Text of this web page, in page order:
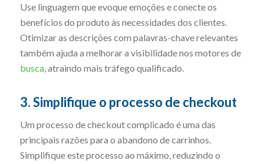
Use linguagem que evoque emoções e conecte os
benefícios do produto às necessidades dos clientes.
Otimizar as descrições com palavras-chave relevantes
também ajuda a melhorar a visibilidade nos motores de
busca, atraindo mais tráfego qualificado.
3. Simplifique o processo de checkout
Um processo de checkout complicado é uma das
principais razões para o abandono de carrinhos.
Simplifique este processo ao máximo, reduzindo o